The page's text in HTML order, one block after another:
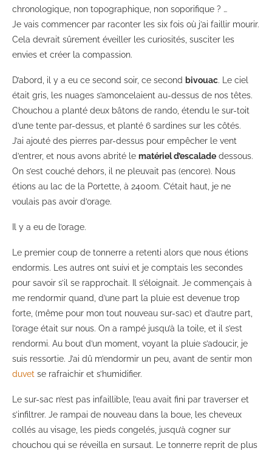
chronologique, non topographique, non soporifique ? …
Je vais commencer par raconter les six fois où j’ai faillir mourir.
Cela devrait sûrement éveiller les curiosités, susciter les
envies et créer la compassion.
D’abord, il y a eu ce second soir, ce second bivouac. Le ciel
était gris, les nuages s’amoncelaient au-dessus de nos têtes.
Chouchou a planté deux bâtons de rando, étendu le sur-toit
d’une tente par-dessus, et planté 6 sardines sur les côtés.
J’ai ajouté des pierres par-dessus pour empêcher le vent
d’entrer, et nous avons abrité le matériel d’escalade dessous.
On s’est couché dehors, il ne pleuvait pas (encore). Nous
étions au lac de la Portette, à 2400m. C’était haut, je ne
voulais pas avoir d’orage.
Il y a eu de l’orage.
Le premier coup de tonnerre a retenti alors que nous étions
endormis. Les autres ont suivi et je comptais les secondes
pour savoir s’il se rapprochait. Il s’éloignait. Je commençais à
me rendormir quand, d’une part la pluie est devenue trop
forte, (même pour mon tout nouveau sur-sac) et d’autre part,
l’orage était sur nous. On a rampé jusqu’à la toile, et il s’est
rendormi. Au bout d’un moment, voyant la pluie s’adoucir, je
suis ressortie. J’ai dû m’endormir un peu, avant de sentir mon
duvet se rafraichir et s’humidifier.
Le sur-sac n’est pas infaillible, l’eau avait fini par traverser et
s’infiltrer. Je rampai de nouveau dans la boue, les cheveux
collés au visage, les pieds congelés, jusqu’à cogner sur
chouchou qui se réveilla en sursaut. Le tonnerre reprit de plus